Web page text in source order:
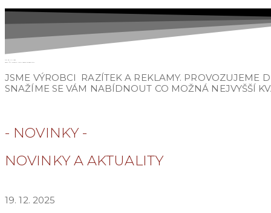
OD ROKU 1997
TRADIČNÍ CHRUDIMSKÝ VÝROBCE REKLAMY
JSME VÝROBCI RAZÍTEK A REKLAMY. PROVOZUJEME
SNAŽÍME SE VÁM NABÍDNOUT CO MOŽNÁ NEJVYŠŠÍ
- NOVINKY -
NOVINKY A AKTUALITY
19. 12. 2025